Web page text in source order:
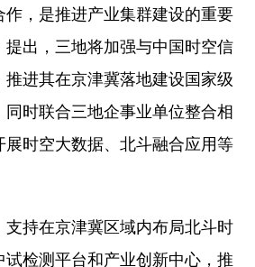
天津 河北 山西
徽 福建 江西
州 云南 西藏
，是推进产业集群建设的重要
出，三地将加强与中国时空信
进其在京津冀落地建设国家级
时联合三地企事业单位整合相
时空大数据、北斗融合应用等
持在京津冀区域内布局北斗时
检测平台和产业创新中心，推